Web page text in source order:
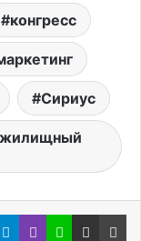
конгресс
Сириус
жилищный
Telegram
ViberLine Поделиться через электронную почту